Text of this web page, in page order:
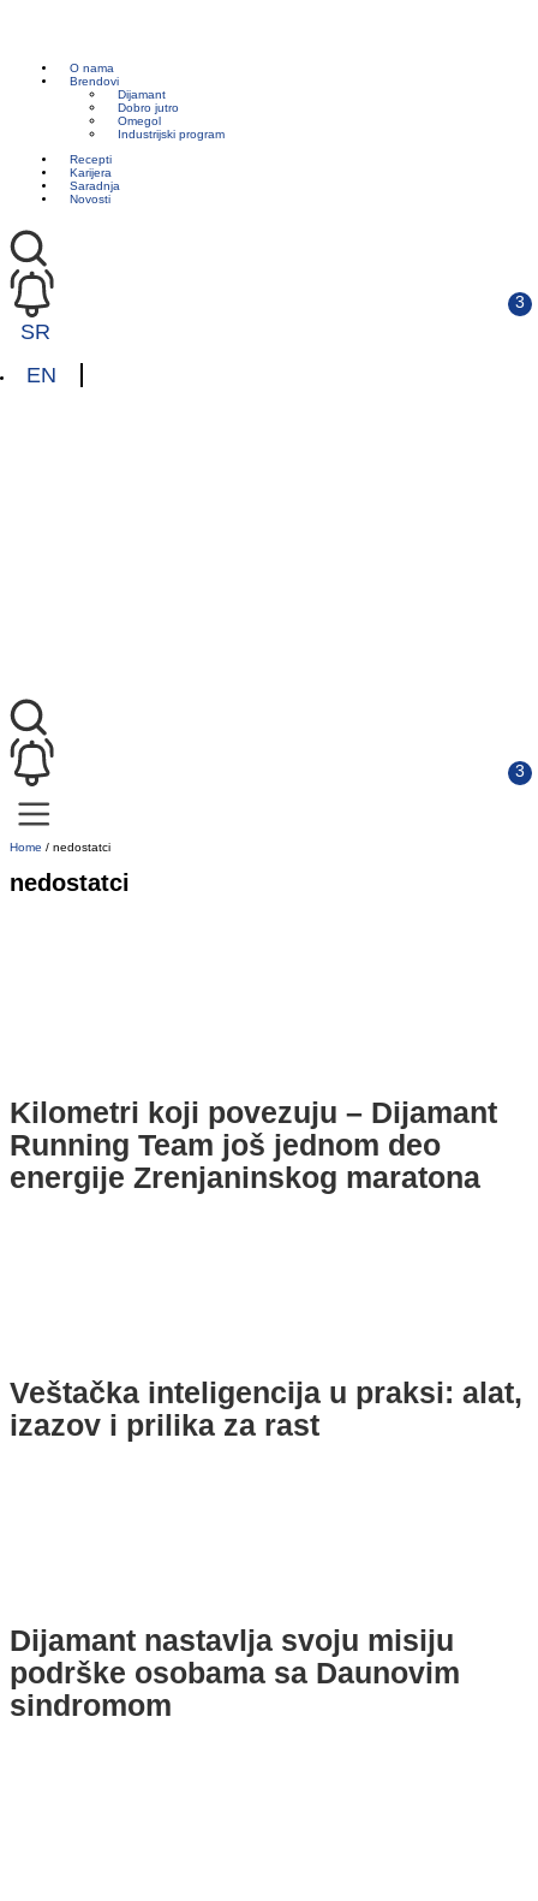
O nama
Brendovi
Dijamant
Dobro jutro
Omegol
Industrijski program
Recepti
Karijera
Saradnja
Novosti
SR
EN
Home / nedostatci
nedostatci
Kilometri koji povezuju – Dijamant
Running Team još jednom deo
energije Zrenjaninskog maratona
Veštačka inteligencija u praksi: alat,
izazov i prilika za rast
Dijamant nastavlja svoju misiju
podrške osobama sa Daunovim
sindromom